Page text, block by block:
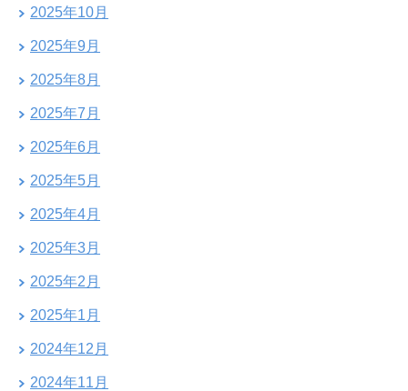
2025年10月
2025年9月
2025年8月
2025年7月
2025年6月
2025年5月
2025年4月
2025年3月
2025年2月
2025年1月
2024年12月
2024年11月